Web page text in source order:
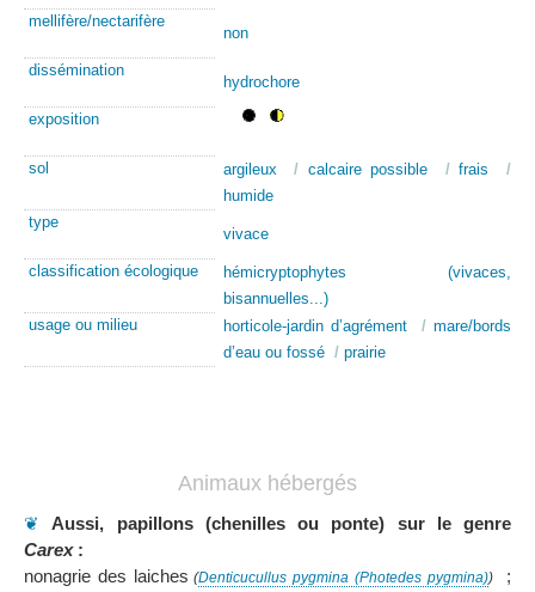
mellifère/nectarifère
non
dissémination
hydrochore
exposition
sol argileux / calcaire possible /frais
/
humide
type
vivace
classification écologique
hémicryptophytes (vivaces,
bisannuelles...)
usage ou milieu
horticole-jardin d’agrément / mare/bords
d’eau ou fossé / prairie
Animaux hébergés
❦Aussi, papillons (chenilles ou ponte) sur le genre
Carex:
nonagrie des laiches (Denticucullus pygmina (Photedes pygmina));